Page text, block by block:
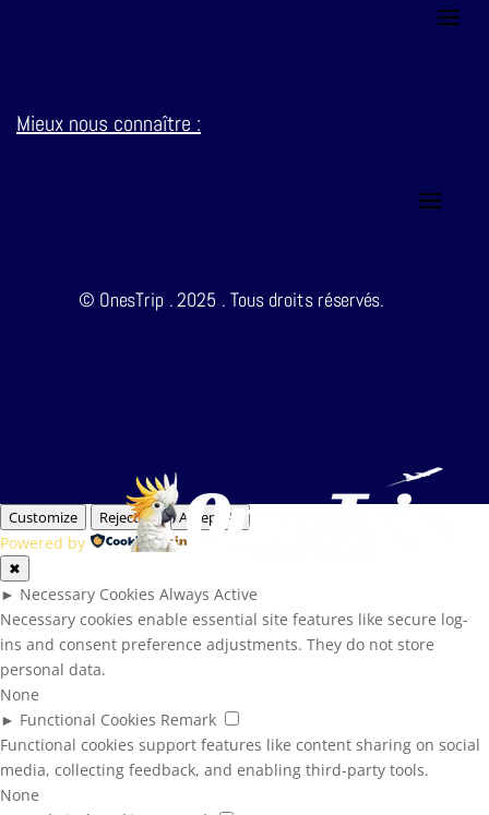
Mieux nous connaître :
© OnesTrip . 2025 . Tous droits réservés.
Customize Reject All Accept All
Powered by
✖
► Necessary Cookies Always Active
Necessary cookies enable essential site features like secure log-
ins and consent preference adjustments. They do not store
personal data.
None
► Functional Cookies Remark
Functional cookies support features like content sharing on social
media, collecting feedback, and enabling third-party tools.
None